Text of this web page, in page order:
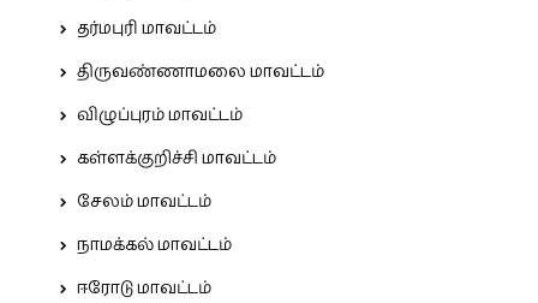
தர்மபுரி மாவட்டம்
திருவண்ணாமலை மாவட்டம்
விழுப்புரம் மாவட்டம்
கள்ளக்குறிச்சி மாவட்டம்
சேலம் மாவட்டம்
நாமக்கல் மாவட்டம்
ஈரோடு மாவட்டம்